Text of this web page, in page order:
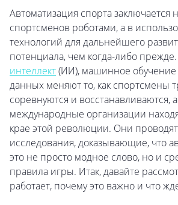
Автоматизация спорта заключается
спортсменов роботами, а в
технологий для дальнейшего
потенциала, чем когда-либо прежде.
интеллект(ИИ), машинное обучение
данных меняют то, как спортсмены
соревнуются и восстанавливаются,
международные организации
крае этой революции. Они
исследования, доказывающие, что
это не просто модное слово, но и
правила игры. Итак, давайте
работает, почему это важно и что